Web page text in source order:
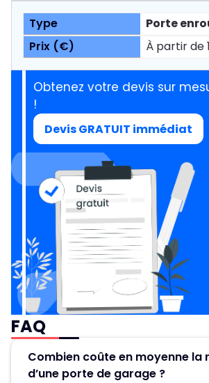
Porte
À partir de
Obtenez votre devis sur
!
Devis GRATUIT immédiat
FAQ
Combien coûte en moyenne la
d’une porte de garage ?